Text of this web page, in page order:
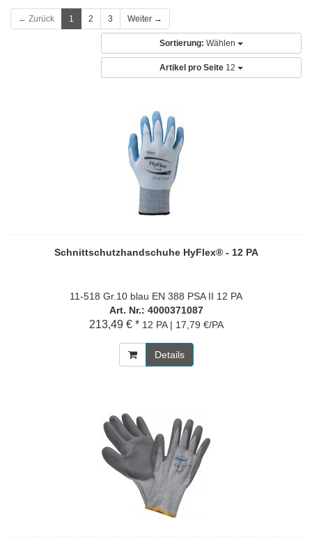
← Zurück 1 2 3 Weiter →
Sortierung: Wählen
Artikel pro Seite 12
Schnittschutzhandschuhe HyFlex® - 12 PA
11-518 Gr.10 blau EN 388 PSA II 12 PA
Art. Nr.: 4000371087
213,49 € * 12 PA | 17,79 €/PA
Details